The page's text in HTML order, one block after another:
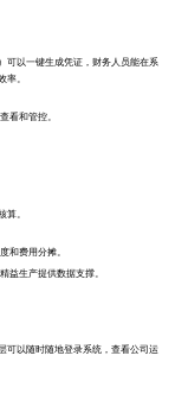
可以一键生成凭证，财务人员能在系
率。
看和管控。
算。
和费用分摊。
益生产提供数据支撑。
可以随时随地登录系统，查看公司运